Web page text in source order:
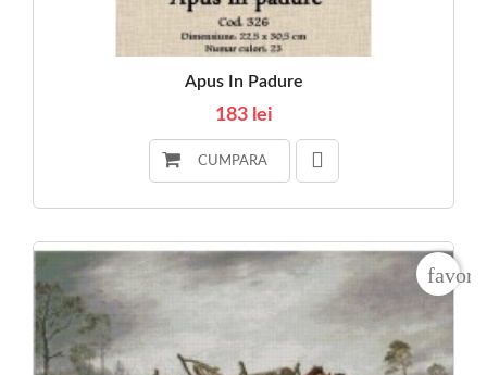
Apus In Padure
183 lei
CUMPARA